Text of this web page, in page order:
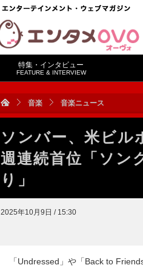
特集・インタビュー
FEATURE & INTERVIEW
音楽 音楽ニュース
ソンバー、米ビ
週連続首位「ソン
り」
2025年10月9日 / 15:30
「Undressed」や「Back to